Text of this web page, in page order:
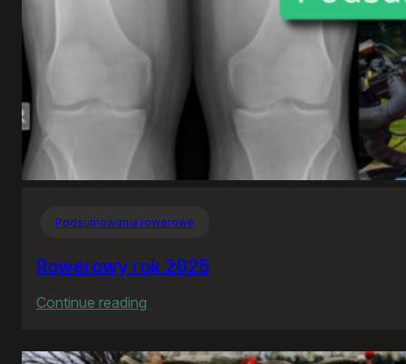
Podsumowania rowerowe
Rowerowy rok 2025
Continue reading
rok